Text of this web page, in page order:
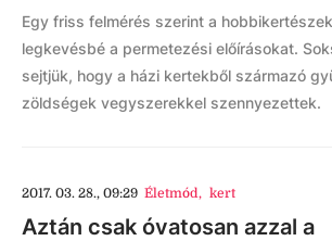
Egy friss felmérés szerint a
legkevésbé a permetezési előírásokat.
sejtjük, hogy a házi kertekből származó
zöldségek vegyszerekkel szennyezettek.
2017. 03. 28., 09:29 Életmód, kert
Aztán csak óvatosan azzal a